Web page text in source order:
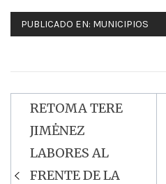
PUBLICADO EN: MUNICIPIOS
Navegación
de
entradas
RETOMA TERE
JIMĖNEZ
LABORES AL
FRENTE DE LA